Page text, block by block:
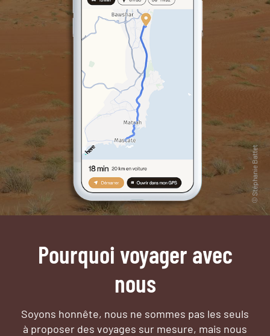
Pourquoi voyager avec
nous
Soyons honnête, nous ne sommes pas les seuls
à proposer des voyages sur mesure, mais nous